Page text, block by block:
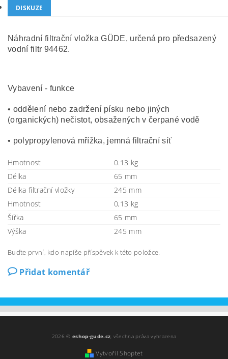
DISKUZE
Náhradní filtrační vložka GÜDE, určená pro předsazený
vodní filtr 94462.
Vybavení - funkce
• oddělení nebo zadržení písku nebo jiných
(organických) nečistot, obsažených v čerpané vodě
• polypropylenová mřížka, jemná filtrační síť
Hmotnost
0.13 kg
Délka
65 mm
Délka filtrační vložky
245 mm
Hmotnost
0,13 kg
Šířka
65 mm
Výška
245 mm
Buďte první, kdo napíše příspěvek k této položce.
Přidat komentář
2026 ©eshop-gude.cz, všechna práva vyhrazena
Vytvořil Shoptet